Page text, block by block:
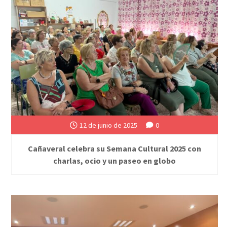
12 de junio de 2025 0
Cañaveral celebra su Semana Cultural 2025 con
charlas, ocio y un paseo en globo